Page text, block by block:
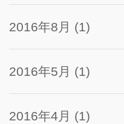
2016年8月 (1)
2016年5月 (1)
2016年4月 (1)